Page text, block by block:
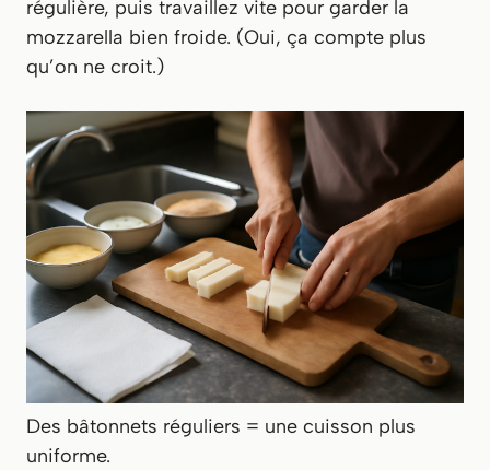
régulière, puis travaillez vite pour garder la
mozzarella bien froide. (Oui, ça compte plus
qu’on ne croit.)
Des bâtonnets réguliers = une cuisson plus
uniforme.